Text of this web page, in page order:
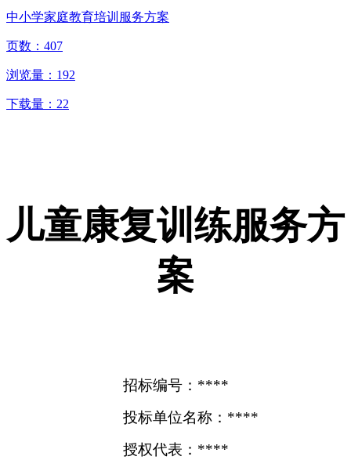
中小学家庭教育培训服务方案
页数： 407
浏览量： 192
下载量： 22
儿童康复训练服务方
案
招标编号：****
投标单位名称：****
授权代表：****